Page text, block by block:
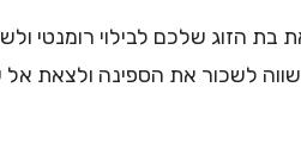
הזוג שלכם לבילוי רומנטי
לשכור את הספינה ולצאת אל